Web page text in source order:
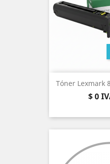
Tóner Lexmark
$ 0